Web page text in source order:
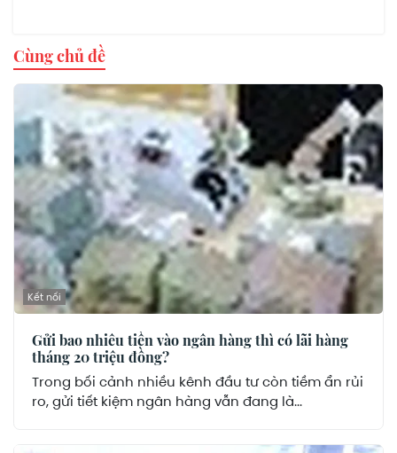
Cùng chủ đề
Kết nối
Gửi bao nhiêu tiền vào ngân hàng thì có lãi hàng
tháng 20 triệu đồng?
Trong bối cảnh nhiều kênh đầu tư còn tiềm ẩn rủi
ro, gửi tiết kiệm ngân hàng vẫn đang là...